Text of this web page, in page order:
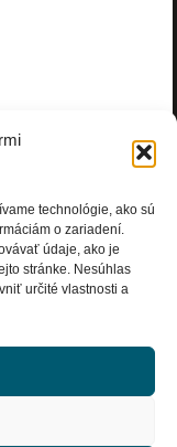
technológie, ako sú
o zariadení.
údaje, ako je
stránke. Nesúhlas
určité vlastnosti a
Rights Reserved.